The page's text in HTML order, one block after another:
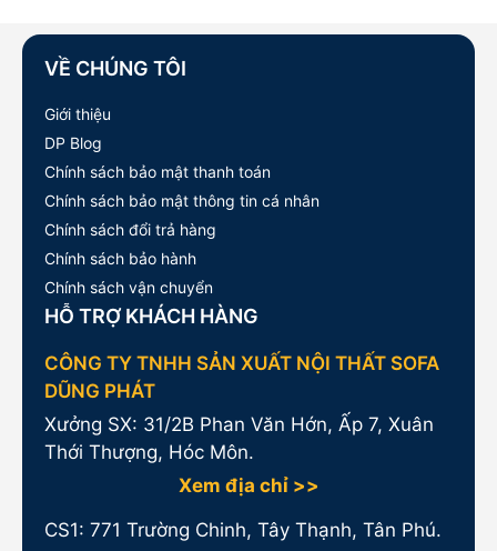
VỀ CHÚNG TÔI
Giới thiệu
DP Blog
Chính sách bảo mật thanh toán
Chính sách bảo mật thông tin cá nhân
Chính sách đổi trả hàng
Chính sách bảo hành
Chính sách vận chuyển
HỖ TRỢ KHÁCH HÀNG
CÔNG TY TNHH SẢN XUẤT NỘI THẤT SOFA
DŨNG PHÁT
Xưởng SX: 31/2B Phan Văn Hớn, Ấp 7, Xuân
Thới Thượng, Hóc Môn.
Xem địa chỉ >>
CS1: 771 Trường Chinh, Tây Thạnh, Tân Phú.